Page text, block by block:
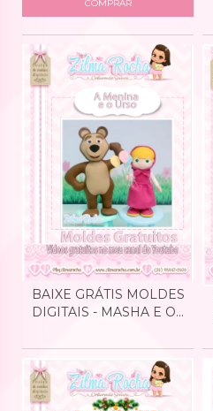
BAIXE GRÁTIS MOLDES
DIGITAIS - MASHA E O...